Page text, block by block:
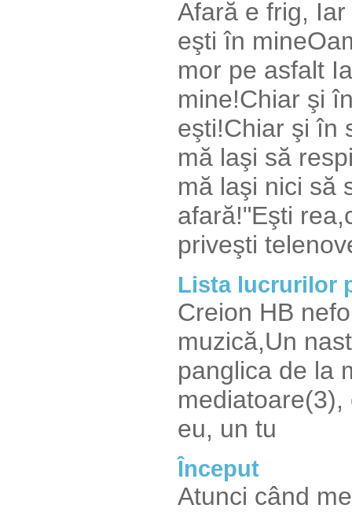
Afară e frig,
eşti în
mor pe asfalt
mine!Chiar şi
eşti!Chiar şi în
mă laşi să
mă laşi nici să
afară!"Eşti
priveşti
Lista lucrurilor
Creion HB
muzică,Un
panglica de la
eu, un tu
Început
Atunci când